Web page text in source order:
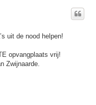
uit de nood helpen!
opvangplaats vrij!
Zwijnaarde.